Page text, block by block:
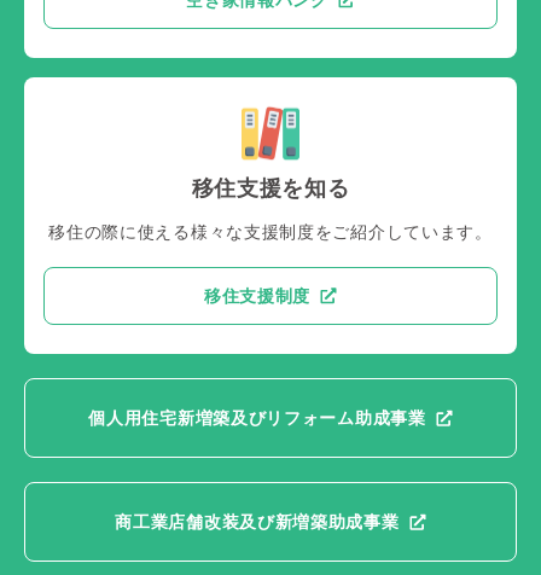
移住支援を知る
移住の際に使える様々な支援制度をご紹介しています。
移住支援制度
個人用住宅新増築及びリフォーム助成事業
商工業店舗改装及び新増築助成事業